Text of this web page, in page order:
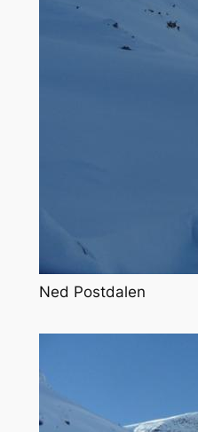
Ned Postdalen